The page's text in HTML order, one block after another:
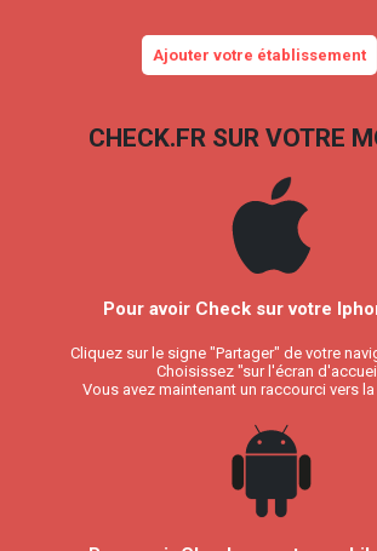
Ajouter votre établissement
CHECK.FR SUR VOTRE
Pour avoir Check sur votre
Cliquez sur le signe "Partager" de votre
Choisissez "sur l'écran
Vous avez maintenant un raccourci vers